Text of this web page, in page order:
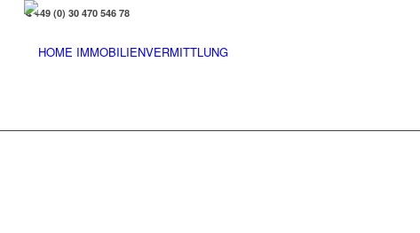
+49 (0) 30 470 546 78